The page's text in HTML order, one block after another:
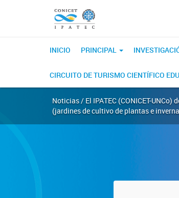
INICIO PRINCIPAL
CIRCUITO DE TURISMO CIENTÍFICO
Noticias / El IPATEC (CONICET-
(jardines de cultivo de plantas e